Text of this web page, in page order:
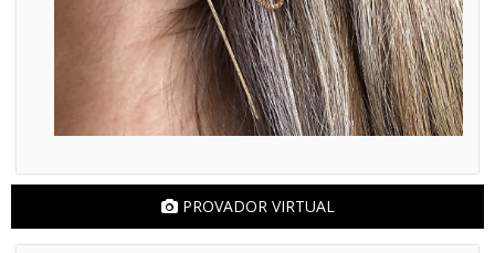
PROVADOR VIRTUAL